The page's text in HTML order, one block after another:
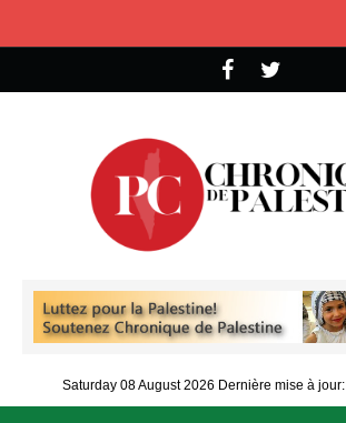
Saturday 08 August 2026 Dernière mise à jour: